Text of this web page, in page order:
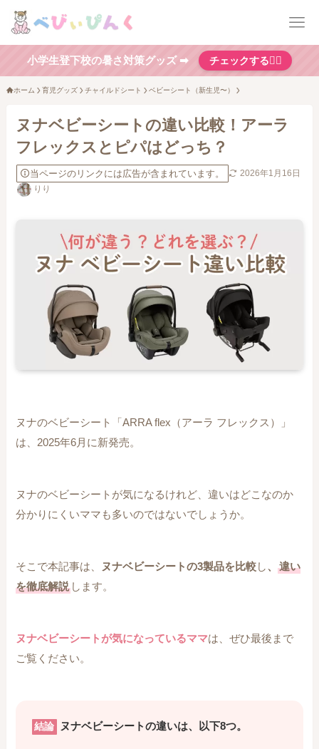
小学生登下校の暑さ対策グッズ ➡ チェックする👆🏻
ホーム 育児グッズ チャイルドシート ベビーシート（新生児〜）
ヌナベビーシートの違い比較！アーラ
フレックスとピパはどっち？
当ページのリンクには広告が含まれています。
2026年1月16日
りり
ヌナのベビーシート「ARRA flex（アーラ フレックス）」
は、2025年6月に新発売。
ヌナのベビーシートが気になるけれど、違いはどこなのか
分かりにくいママも多いのではないでしょうか。
そこで本記事は、 ヌナベビーシートの3製品を比較し、違い
を徹底解説 します。
ヌナベビーシートが気になっているママは、ぜひ最後まで
ご覧ください。
結論 ヌナベビーシートの違いは、以下8つ。